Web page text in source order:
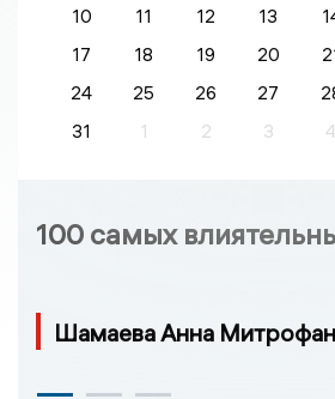
10
11 12 13
17
18 19 20
24
25 26 27
31
1 2 3 4
100 самых
Шамаева Анна